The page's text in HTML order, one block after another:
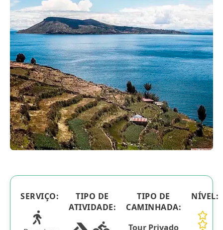
Blog
Contactanos
SERVIÇO:
TIPO DE
ATIVIDADE:
TIPO DE
CAMINHADA:
Tour Privado
NÍVEL: